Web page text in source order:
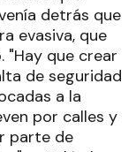
detrás que
evasiva, que
"Hay que crear
de seguridad
a la
por calles y
parte de